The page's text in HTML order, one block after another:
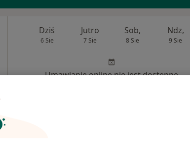
Dziś
6 Sie
Jutro
7 Sie
Sob,
8 Sie
Ndz,
9 Sie
Umawianie online nie jest dostępne